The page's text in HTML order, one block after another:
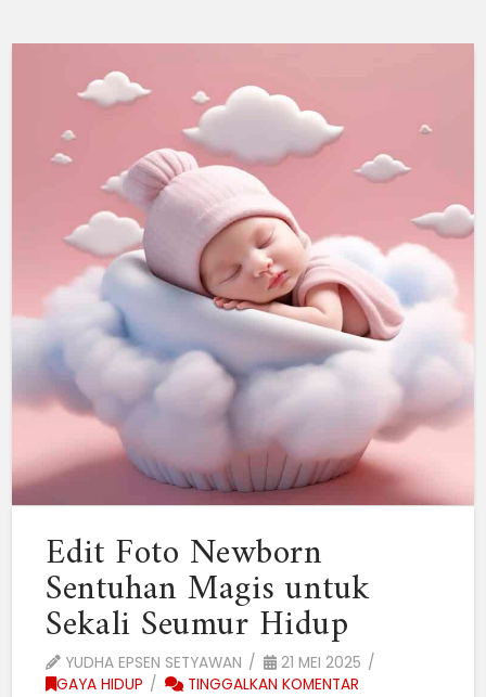
Edit Foto Newborn
Sentuhan Magis untuk
Sekali Seumur Hidup
YUDHA EPSEN SETYAWAN
21 MEI 2025
GAYA HIDUP
TINGGALKAN KOMENTAR